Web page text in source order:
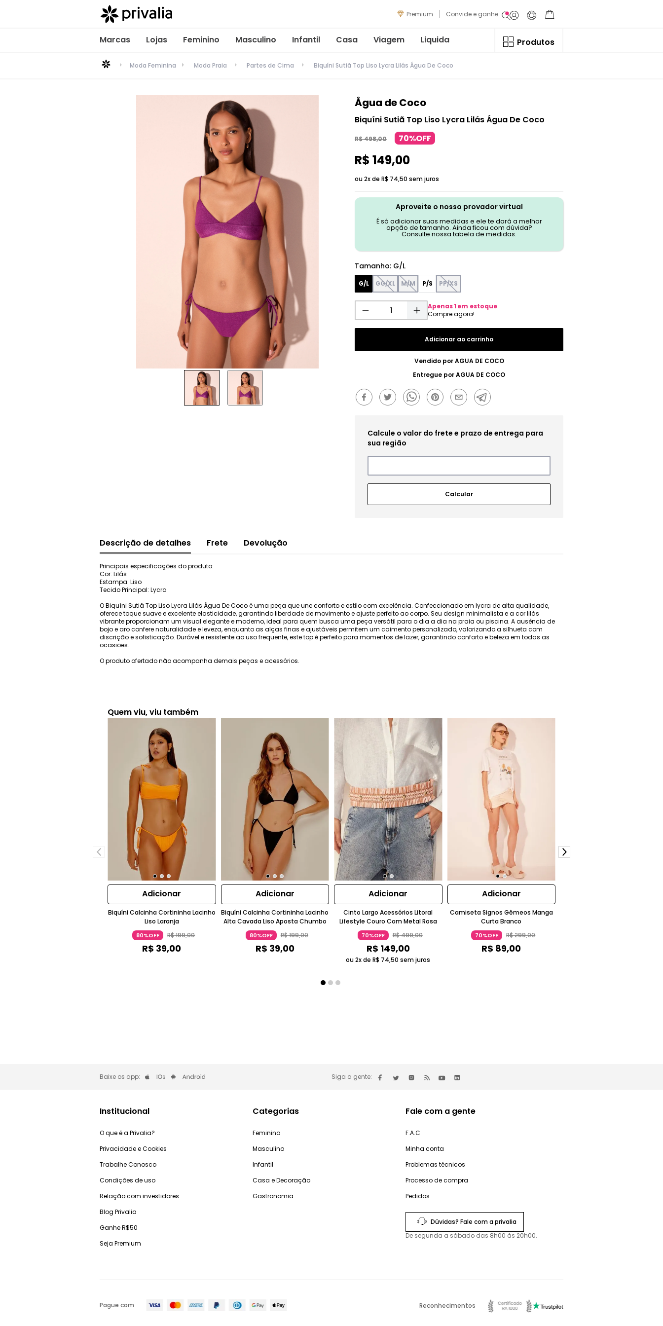
Premium Convide e ganhe
Marcas Lojas Feminino Masculino Infantil Casa Viagem Liquida Produtos
Moda Feminina Moda Praia Partes de Cima Biquíni Sutiã Top Liso Lycra Lilás Água De Coco
Ågua de Coco
Biquíni Sutiã Top Liso Lycra Lilás Água De Coco
R$498,00 70%OFF
R$ 149,00
ou 2x de R$ 74,50 sem juros
Aproveite o nosso provador virtual
É só adicionar suas medidas e ele te dará a melhor
opção de tamanho. Ainda ficou com dúvida?
Consulte nossa tabela de medidas.
Tamanho: G/L
G/L GG/XL M/M P/S PP/XS
Apenas1 em estoque
Adicionar ao carrinho
Vendido porAGUA DE COCO
Entregue porAGUA DE COCO
Descrição de detalhes Frete Devolução
Principais especificações do produto:
Cor: Lilás
Estampa: Liso
Tecido Principal: Lycra
O Biquíni Sutiã Top Liso Lycra Lilás Água De Coco é uma peça que une conforto e estilo com excelência. Confeccionado em lycra de alta qualidade,
oferece toque suave e excelente elasticidade, garantindo liberdade de movimento e ajuste perfeito ao corpo. Seu design minimalista e a cor lilás
vibrante proporcionam um visual elegante e moderno, ideal para quem busca uma peça versátil para o dia a dia na praia ou piscina. A ausência de
bojo e aro confere naturalidade e leveza, enquanto as alças finas e ajustáveis permitem um caimento personalizado, valorizando a silhueta com
discrição e sofisticação. Durável e resistente ao uso frequente, este top é perfeito para momentos de lazer, garantindo conforto e beleza em todas as
ocasiões.
O produto ofertado não acompanha demais peças e acessórios.
Quem viu, viu também
Adicionar
Biquíni Calcinha Cortininha Lacinho
Liso Laranja
80%OFF R$199,00
R$ 39,00
Adicionar
Biquíni Calcinha Cortininha Lacinho
Alta Cavada Liso Aposta Chumbo
80%OFF R$199,00
R$ 39,00
Adicionar
Cinto Largo Acessórios Litoral
Lifestyle Couro Com Metal Rosa
70%OFF R$499,00
R$ 149,00
ou 2x deR$ 74,50 sem juros
Adicionar
Camiseta Signos Gêmeos Manga
Curta Branco
70%OFF R$299,00
R$ 89,00
Baixe os app: Siga a gente:
Institucional
O que é a Privalia?
Privacidade e Cookies
Trabalhe Conosco
Condições de uso
Relação com investidores
Blog Privalia
Ganhe R$50
Seja Premium
Categorias
Feminino
Masculino
Infantil
Casa e Decoração
Gastronomia
Fale com a gente
F.A.C
Minha conta
Problemas técnicos
Processo de compra
Pedidos
Dúvidas? Fale com a privalia
De segunda a sábado das 8h00 às 20h00.
Pague com Reconhecimentos